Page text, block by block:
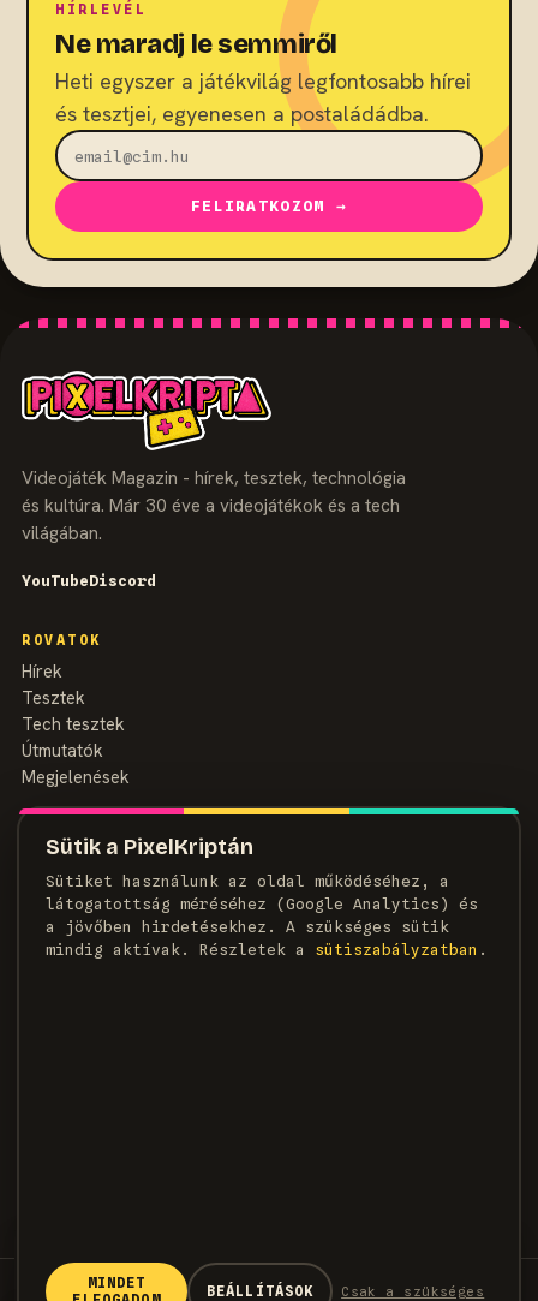
Sütik a PixelKriptán
Sütiket használunk az oldal működéséhez, a
látogatottság méréséhez (Google Analytics) és
a jövőben hirdetésekhez. A szükséges sütik
mindig aktívak. Részletek a
süti­szabályzatban .
MINDET
BEÁLLÍTÁSOK Csak a szükséges
HÍRLEVÉL
Ne maradj le semmiről
Heti egyszer a játékvilág legfontosabb hírei
és tesztjei, egyenesen a postaládádba.
FELIRATKOZOM →
Előkerült egy Demon's Souls
prototípus-felvétel, és kiderült,
Videojáték Magazin - hírek, tesztek, technológia
és kultúra. Már 30 éve a videojátékok és a tech
világában.
YouTubeDiscord
ROVATOK
Hírek
Tesztek
Tech tesztek
Útmutatók
Megjelenések
MAGAZIN
Szerzők
Médiaajánlat
Kapcsolat
© 2026 PixelKripta · Minden jog fenntartva